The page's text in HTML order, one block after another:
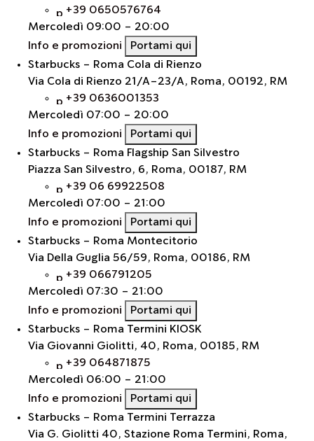
+39 0650576764
Mercoledì 09:00 - 20:00
Info e promozioni
Portami qui
Starbucks - Roma Cola di Rienzo
Via Cola di Rienzo 21/A-23/A, Roma, 00192, RM
+39 0636001353
Mercoledì 07:00 - 20:00
Info e promozioni
Portami qui
Starbucks - Roma Flagship San Silvestro
Piazza San Silvestro, 6, Roma, 00187, RM
+39 06 69922508
Mercoledì 07:00 - 21:00
Info e promozioni
Portami qui
Starbucks - Roma Montecitorio
Via Della Guglia 56/59, Roma, 00186, RM
+39 066791205
Mercoledì 07:30 - 21:00
Info e promozioni
Portami qui
Starbucks - Roma Termini KIOSK
Via Giovanni Giolitti, 40, Roma, 00185, RM
+39 064871875
Mercoledì 06:00 - 21:00
Info e promozioni
Portami qui
Starbucks - Roma Termini Terrazza
Via G. Giolitti 40, Stazione Roma Termini, Roma,